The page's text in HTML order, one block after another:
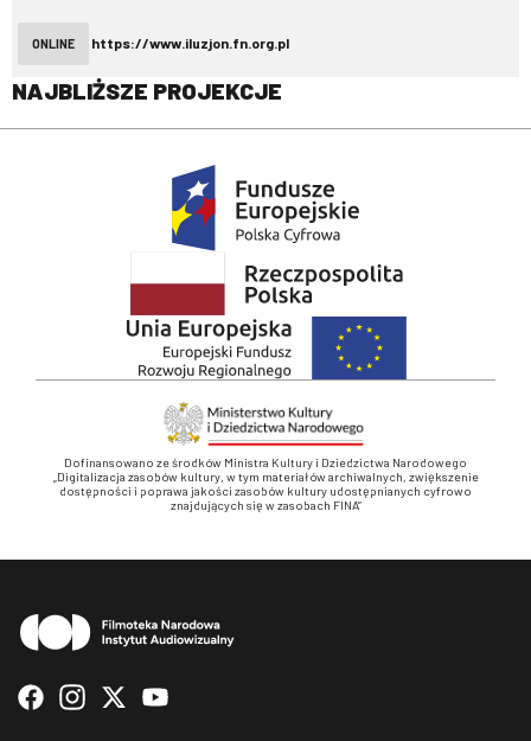
ONLINE https://www.iluzjon.fn.org.pl
NAJBLIŻSZE PROJEKCJE
Dofinansowano ze środków Ministra Kultury i Dziedzictwa Narodowego
„Digitalizacja zasobów kultury, w tym materiałów archiwalnych, zwiększenie
dostępności i poprawa jakości zasobów kultury udostępnianych cyfrowo
znajdujących się w zasobach FINA”